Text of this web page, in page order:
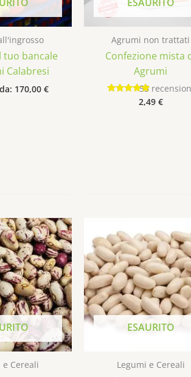
tuo bancale
Calabresi
170,00€
possono
essere
scelte
nella
pagina
prodotto
Agrumi non trattati
Confezione mista
Agrumi
Valutato
55
2,49 €
possono
essere
scelte
nella
pagina
e Cereali
ESAURITO
Legumi e Cereali